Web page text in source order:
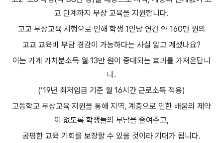
교 단계까지 무상 교육을 지원합니다.
고교 무상교육 시행으로 인해 학생 1인당 연간 약 160만 원의
고교 교육비 부담 경감이 가능하다는 사실 알고 계셨나요?
이는 가계 가처분소득 월 13만 원이 증대되는 효과를 가져온답니
다.
(’19년 최저임금 기준 월 16시간 근로소득 적용)
고등학교 무상교육 지원을 통해 지역, 계층으로 인한 배움의 제약
이 없도록 학생들의 부담을 줄여주고,
공평한 교육 기회를 보장할 수 있을 것이라 기대가 됩니다.